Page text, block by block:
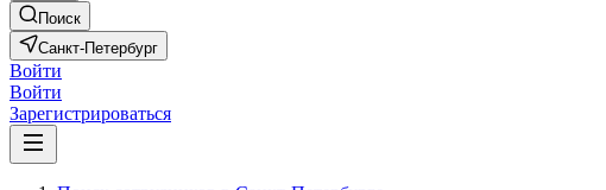
Поиск
Санкт-Петербург
Войти
Войти
Зарегистрироваться